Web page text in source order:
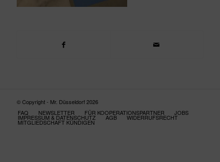
© Copyright - Mr. Düsseldorf 2026
FAQ
NEWSLETTER FÜR KOOPERATIONSPARTNER JOBS
IMPRESSUM & DATENSCHUTZ AGB WIDERRUFSRECHT
MITGLIEDSCHAFT KÜNDIGEN